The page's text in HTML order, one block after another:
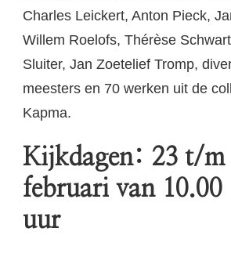
Charles Leickert, Anton Pieck,
Willem Roelofs, Thérèse
Sluiter, Jan Zoetelief Tromp,
meesters en 70 werken uit de
Kapma.
Kijkdagen: 23 t/m
februari van
uur